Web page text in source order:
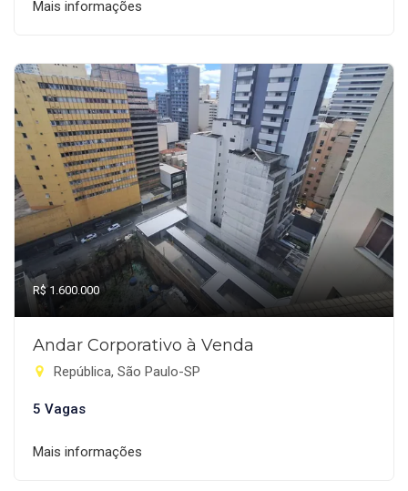
Mais informações
R$ 1.600.000
Andar Corporativo à Venda
República, São Paulo-SP
5 Vagas
Mais informações